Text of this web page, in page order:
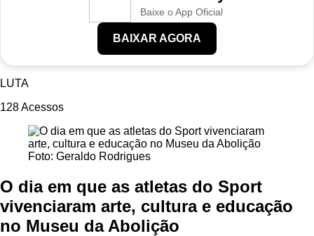
Baixe o App Oficial
BAIXAR AGORA
LUTA
128Acessos
Foto: Geraldo Rodrigues
O dia em que as atletas do Sport
vivenciaram arte, cultura e educação
no Museu da Abolição